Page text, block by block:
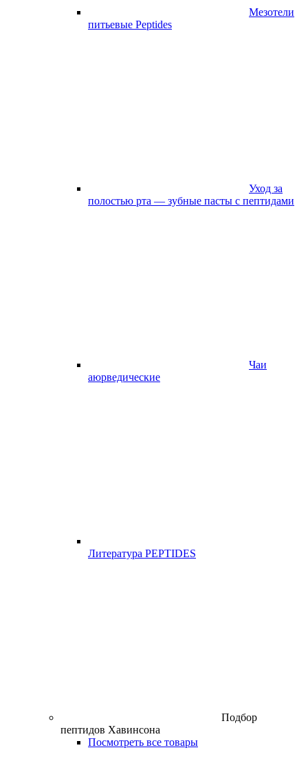
Мезотели
питьевые Peptides
Уход за
полостью рта — зубные пасты с пептидами
Чаи
аюрведические
Литература PEPTIDES
Подбор
пептидов Хавинсона
Посмотреть все товары